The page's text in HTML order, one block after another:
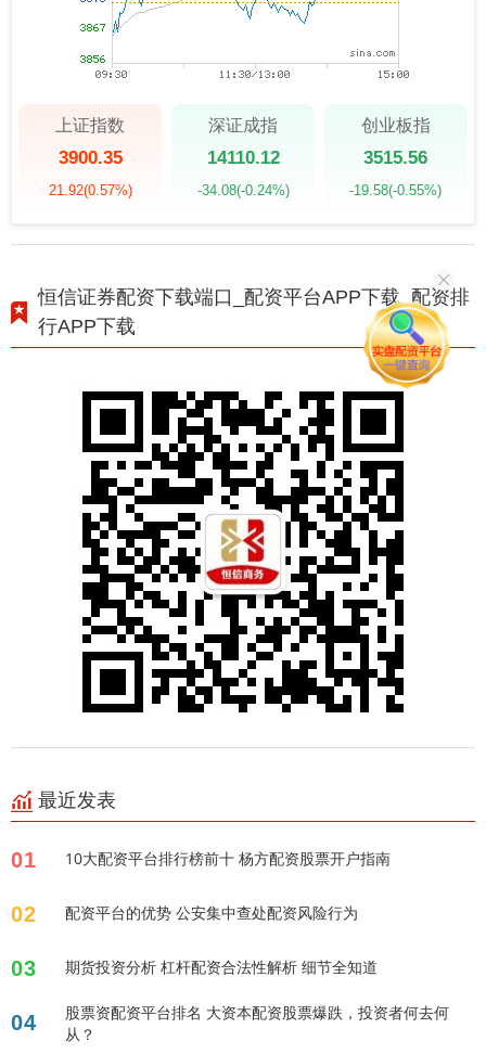
上证指数
3900.35
21.92(0.57%)
深证成指
14110.12
-34.08(-0.24%)
创业板指
3515.56
-19.58(-0.55%)
恒信证券配资下载端口_配资平台APP下载_配资排
行APP下载
最近发表
01 10大配资平台排行榜前十 杨方配资股票开户指南
02 配资平台的优势 公安集中查处配资风险行为
03 期货投资分析 杠杆配资合法性解析 细节全知道
04
股票资配资平台排名 大资本配资股票爆跌，投资者何去何
从？